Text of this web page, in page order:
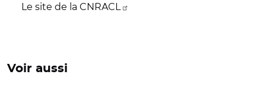
Le site de la CNRACL
Voir aussi